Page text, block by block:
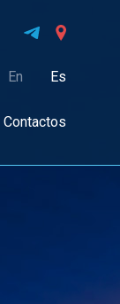
En Es
Contactos